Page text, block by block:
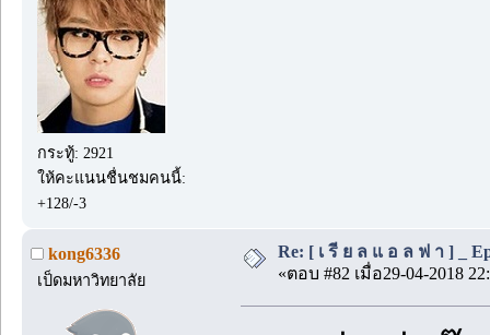
กระทู้: 2921
ให้คะแนนชื่นชมคนนี้:
+128/-3
kong6336
เป็ดมหาวิทยาลัย
Re: [ เ รี ย ล แ อ ล ฟ า ] _
«ตอบ #82 เมื่อ29-04-2018